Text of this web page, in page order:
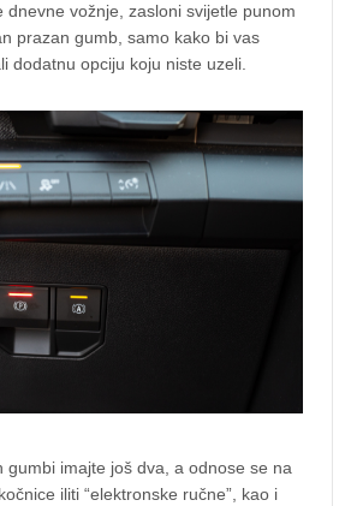
dnevne vožnje, zasloni svijetle punom
prazan gumb, samo kako bi vas
dodatnu opciju koju niste uzeli.
gumbi imajte još dva, a odnose se na
iliti “elektronske ručne”, kao i